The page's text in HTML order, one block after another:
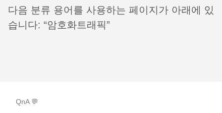
다음 분류 용어를 사용하는 페이지가 아래에 있
습니다: “암호화트래픽”
QnA 💬